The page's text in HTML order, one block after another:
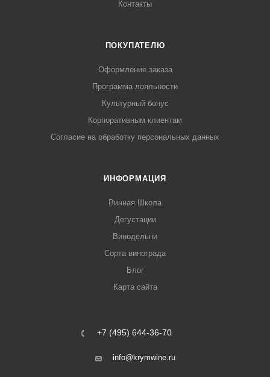
Контакты
ПОКУПАТЕЛЮ
Оформление заказа
Программа лояльности
Культурный бонус
Корпоративным клиентам
Согласие на обработку персональных данных
ИНФОРМАЦИЯ
Винная Школа
Дегустации
Винодельни
Сорта винограда
Блог
Карта сайта
+7 (495) 644-36-70
info@krymwine.ru